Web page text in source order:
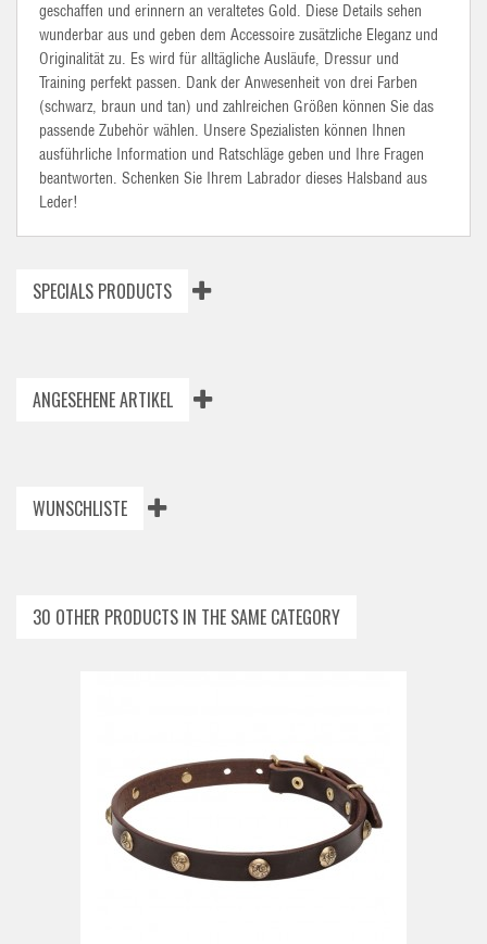
geschaffen und erinnern an veraltetes Gold. Diese Details sehen
wunderbar aus und geben dem Accessoire zusätzliche Eleganz und
Originalität zu. Es wird für alltägliche Ausläufe, Dressur und
Training perfekt passen. Dank der Anwesenheit von drei Farben
(schwarz, braun und tan) und zahlreichen Größen können Sie das
passende Zubehör wählen. Unsere Spezialisten können Ihnen
ausführliche Information und Ratschläge geben und Ihre Fragen
beantworten. Schenken Sie Ihrem Labrador dieses Halsband aus
Leder!
SPECIALS PRODUCTS
ANGESEHENE ARTIKEL
WUNSCHLISTE
30 OTHER PRODUCTS IN THE SAME CATEGORY
ADD TO CART